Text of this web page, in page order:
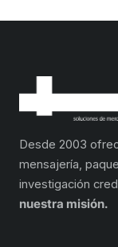
Desde 2003
mensajería,
investigación
nuestra misión.